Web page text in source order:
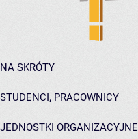
NA SKRÓTY
STUDENCI, PRACOWNICY
JEDNOSTKI ORGANIZACYJNE